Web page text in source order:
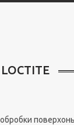
обробки